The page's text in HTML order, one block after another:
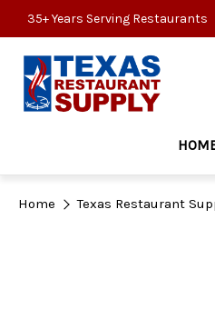
35+ Years Serving Restaurants
Home Texas Restaurant